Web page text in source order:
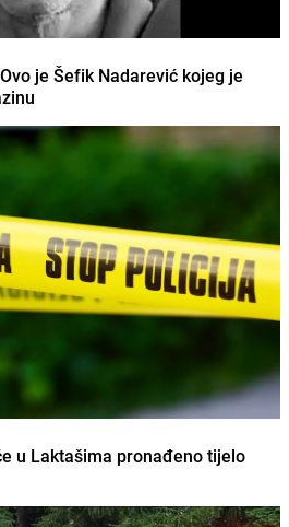
je Šefik Nadarević kojeg je
u Laktašima pronađeno tijelo